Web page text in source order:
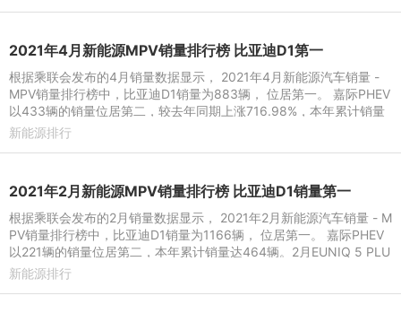
2021年4月新能源MPV销量排行榜 比亚迪D1第一
根据乘联会发布的4月销量数据显示， 2021年4月新能源汽车销量 -
MPV销量排行榜中，比亚迪D1销量为883辆， 位居第一。 嘉际PHEV
以433辆的销量位居第二，较去年同期上涨716.98%，本年累计销量
达1272辆。4月枫叶80V销量
新能源排行
2021年2月新能源MPV销量排行榜 比亚迪D1销量第一
根据乘联会发布的2月销量数据显示， 2021年2月新能源汽车销量 - M
PV销量排行榜中，比亚迪D1销量为1166辆， 位居第一。 嘉际PHEV
以221辆的销量位居第二，本年累计销量达464辆。2月EUNIQ 5 PLU
G IN销量192辆，排名第三
新能源排行